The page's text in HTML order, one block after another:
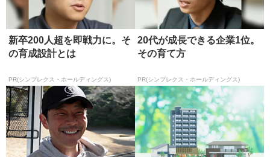
新卒200人超を即戦力に。そ
の育成設計とは
PR(シンプレクス・ホールディングス)
20代が成長できる企業1位。
その育て方
PR(シンプレクス・ホールディングス)